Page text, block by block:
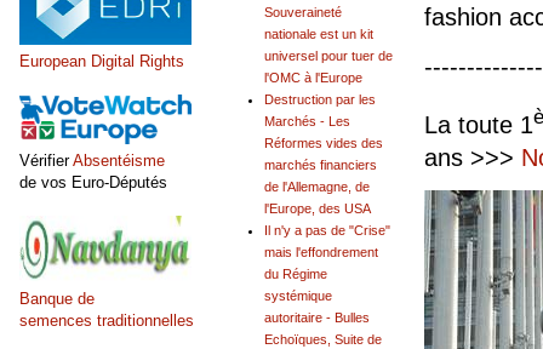
fashion
La toute 1
ans >>>
Souveraineté
nationale est un kit
universel pour tuer de
l'OMC à l'Europe
Destruction par les
Marchés - Les
Réformes vides des
marchés financiers
de l'Allemagne, de
l'Europe, des USA
Il n'y a pas de "Crise"
mais l'effondrement
du Régime
systémique
autoritaire - Bulles
Echoïques, Suite de
European Digital Rights
VérifierAbsentéisme
de vos Euro-Députés
Banque de
semences traditionnelles